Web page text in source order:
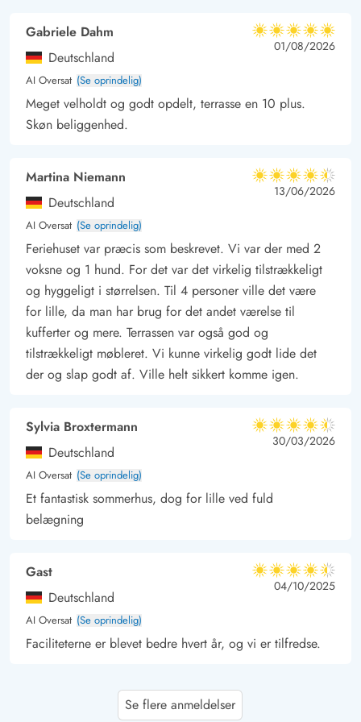
Gabriele Dahm
Deutschland
AI Oversat (Se oprindelig)
5 ud af 5
5 ud af 5
5 out of 5
01/08/2026
Meget velholdt og godt opdelt, terrasse en 10 plus.
Skøn beliggenhed.
Martina Niemann
Deutschland
AI Oversat (Se oprindelig)
4.5 ud af 5
4.5 ud af 5
4.5 out of 5
13/06/2026
Feriehuset var præcis som beskrevet. Vi var der med 2
voksne og 1 hund. For det var det virkelig tilstrækkeligt
og hyggeligt i størrelsen. Til 4 personer ville det være
for lille, da man har brug for det andet værelse til
kufferter og mere. Terrassen var også god og
tilstrækkeligt møbleret. Vi kunne virkelig godt lide det
der og slap godt af. Ville helt sikkert komme igen.
Sylvia Broxtermann
Deutschland
AI Oversat (Se oprindelig)
4.5 ud af 5
4.5 ud af 5
4.5 out of 5
30/03/2026
Et fantastisk sommerhus, dog for lille ved fuld
belægning
Gast
Deutschland
AI Oversat (Se oprindelig)
4.5 ud af 5
4.5 ud af 5
4.5 out of 5
04/10/2025
Faciliteterne er blevet bedre hvert år, og vi er tilfredse.
Kerstin u. Volker KossinSe flere anmeldelser